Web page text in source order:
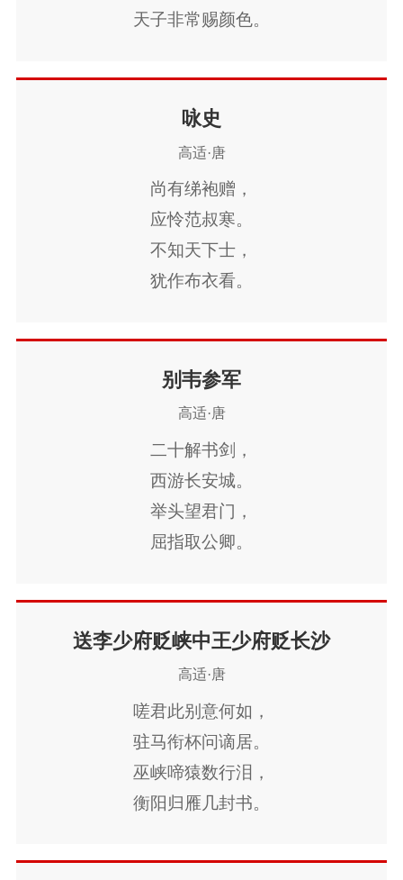
天子非常赐颜色。
旌旗逶迤碣石间。
校尉羽书飞瀚海，
单于猎火照狼山。
胡骑凭陵杂风雨。
战士军前半死生，
美人帐下犹歌舞。
大漠穷秋塞草腓，
力尽关山未解围。
铁衣远戍辛勤久，
玉筋应啼别离后。
少妇城南欲断肠，
征人蓟北空回首。
边风飘飘那可度，
杀气三时作阵云，
寒声一夜传刁斗。
相看白刃血纷纷，
君不见沙场征战苦，
至今犹忆李将军。
咏史
高适·唐
尚有绨袍赠，
应怜范叔寒。
不知天下士，
犹作布衣看。
别韦参军
高适·唐
二十解书剑，
西游长安城。
举头望君门，
屈指取公卿。
朝廷欢乐弥寰宇。
白璧皆言赐近臣，
布衣不得干明主。
东过梁宋非吾土。
兔苑为农岁不登，
雁池垂钓心长苦。
世人遇我同众人，
送李少府贬峡中王少府贬长沙
高适·唐
嗟君此别意何如，
驻马衔杯问谪居。
巫峡啼猿数行泪，
衡阳归雁几封书。
白帝城边古木疏。